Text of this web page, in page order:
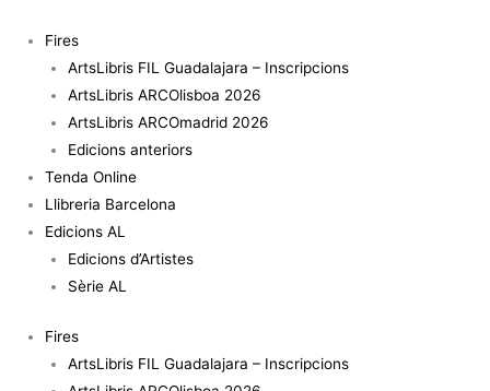
contingut
Fires
ArtsLibris FIL Guadalajara – Inscripcions
ArtsLibris ARCOlisboa 2026
ArtsLibris ARCOmadrid 2026
Edicions anteriors
Tenda Online
Llibreria Barcelona
Edicions AL
Edicions d’Artistes
Sèrie AL
Fires
ArtsLibris FIL Guadalajara – Inscripcions
feréstecs